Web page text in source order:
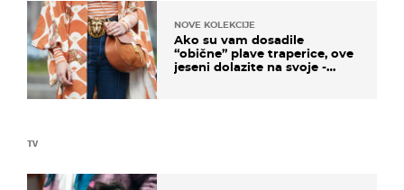
TV
NOVE KOLEKCIJE
Ako su vam dosadile
“obične” plave traperice, ove
jeseni dolazite na svoje -